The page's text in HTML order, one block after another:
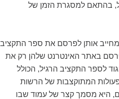
בהתאם למסגרת הזמן של
מחייב אותן לפרסם את ספר התקציב
באתר האינטרנט שלהן רק את
לספר התקציב הרגיל, הכולל
המתוקצבות של הרשות
היא מסמך קצר של עמוד שבו